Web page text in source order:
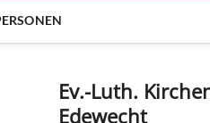
Ev.-Luth.
Edewecht